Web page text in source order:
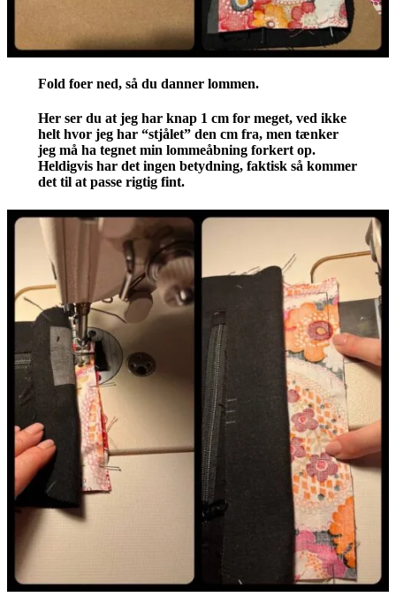
Fold foer ned, så du danner lommen.
Her ser du at jeg har knap 1 cm for meget, ved ikke
helt hvor jeg har “stjålet” den cm fra, men tænker
jeg må ha tegnet min lommeåbning forkert op.
Heldigvis har det ingen betydning, faktisk så kommer
det til at passe rigtig fint.